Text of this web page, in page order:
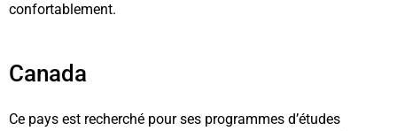
confortablement.
Canada
Ce pays est recherché pour ses programmes d’études